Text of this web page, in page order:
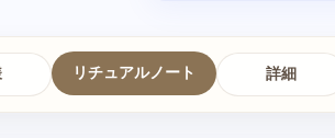
リチュアルノート 詳細